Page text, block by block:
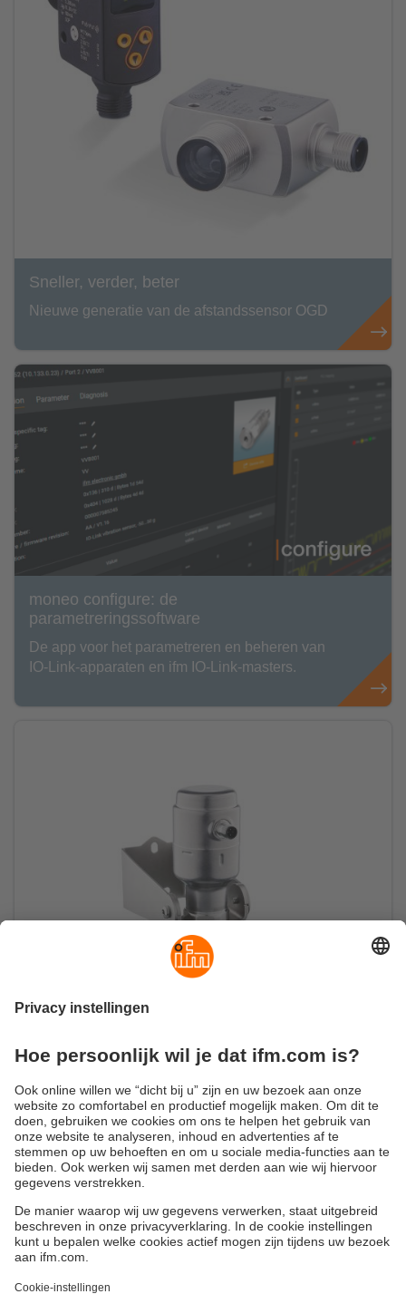
Sneller, verder, beter
Nieuwe generatie van de afstandssensor OGD
moneo configure: de
parametreringssoftware
De app voor het parametreren en beheren van
IO-Link-apparaten en ifm IO-Link-masters.
Radarsensor voor open en gesloten
reservoirs
Niveaumeting tot op de millimeter nauwkeurig tot
10 meter
Duurzaamheid
Algemene verkoop- en leveringsvoorwaarden